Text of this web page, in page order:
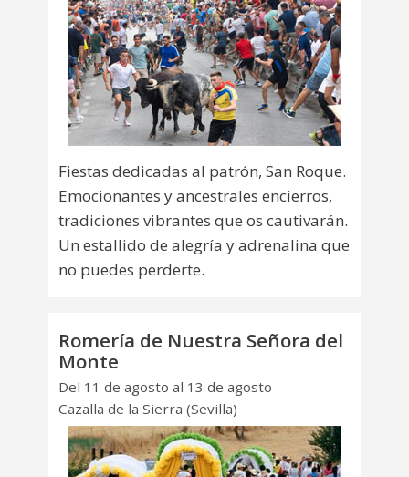
Fiestas dedicadas al patrón, San Roque.
Emocionantes y ancestrales encierros,
tradiciones vibrantes que os cautivarán.
Un estallido de alegría y adrenalina que
no puedes perderte.
Romería de Nuestra Señora del
Monte
Del 11 de agosto al 13 de agosto
Cazalla de la Sierra (Sevilla)